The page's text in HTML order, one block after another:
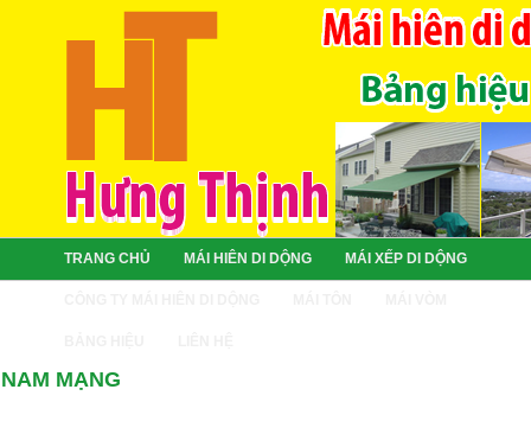
TRANG CHỦ MÁI HIÊN DI DỘNG MÁI XẾP DI DỘNG
MẠNG